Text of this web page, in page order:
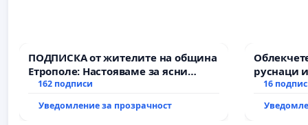
ПОДПИСКА от жителите на община
Етрополе: Настояваме за ясни
гаранции от “Елаците-МЕД” АД и от
всички екологични норми!
162 подписи
Уведомление за прозрачност
руснаци
българи
16